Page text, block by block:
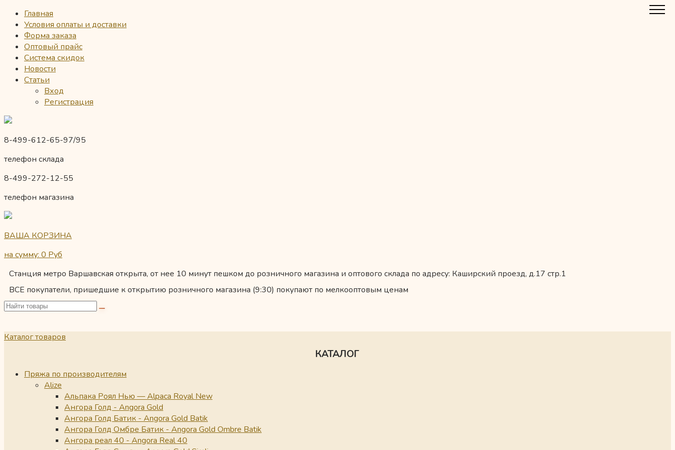
Главная
Условия оплаты и доставки
Форма заказа
Оптовый прайс
Система скидок
Новости
Статьи
Вход
Регистрация
8-499-612-65-97/95
телефон склада
8-499-272-12-55
телефон магазина
ВАША КОРЗИНА
на сумму: 0 Руб
Станция метро Варшавская открыта, от нее 10 минут пешком до розничного магазина и оптового склада по адресу: Каширский проезд, д.17 стр.1
ВСЕ покупатели, пришедшие к открытию розничного магазина (9:30) покупают по мелкооптовым ценам
Каталог товаров
КАТАЛОГ
Пряжа по производителям
Alize
Альпака Роял Нью — Alpaca Royal New
Ангора Голд - Angora Gold
Ангора Голд Батик - Angora Gold Batik
Ангора Голд Омбре Батик - Angora Gold Ombre Batik
Ангора реал 40 - Angora Real 40